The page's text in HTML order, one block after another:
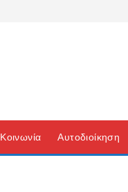
Κοινωνία Αυτοδιοίκηση